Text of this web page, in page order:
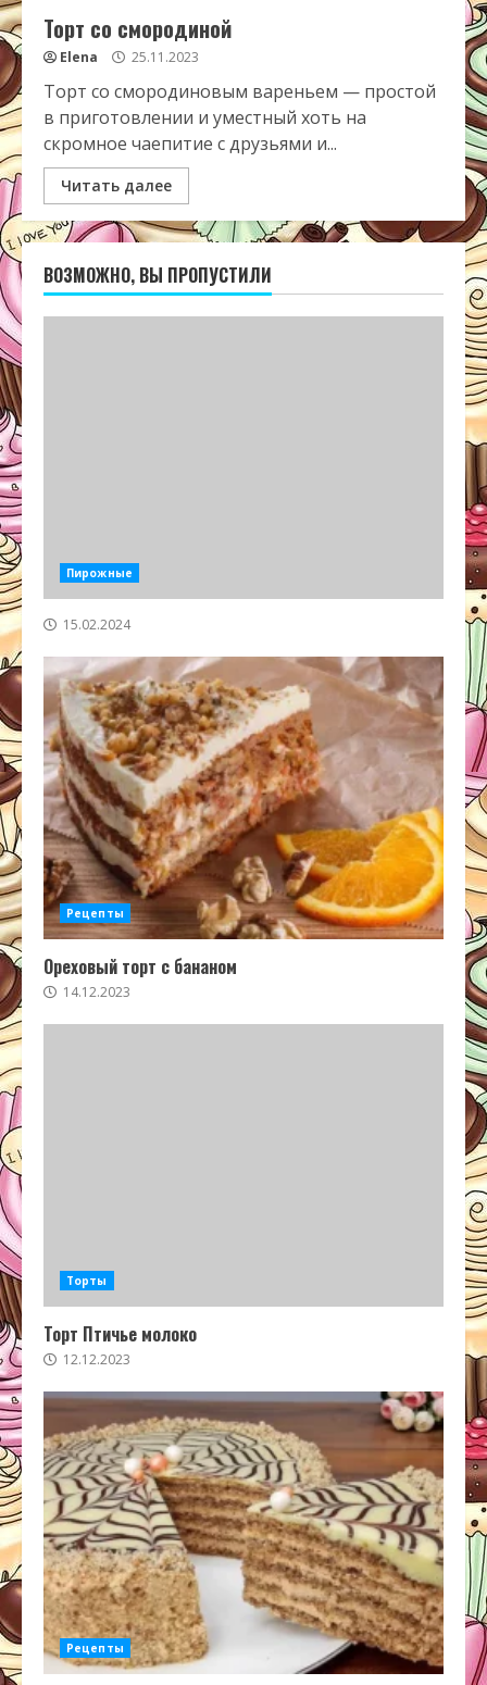
Торт со смородиной
Elena 25.11.2023
Торт со смородиновым вареньем — простой
в приготовлении и уместный хоть на
скромное чаепитие с друзьями и...
Читать далее
ВОЗМОЖНО, ВЫ ПРОПУСТИЛИ
Пирожные
15.02.2024
Рецепты
Ореховый торт с бананом
14.12.2023
Торты
Торт Птичье молоко
12.12.2023
Рецепты